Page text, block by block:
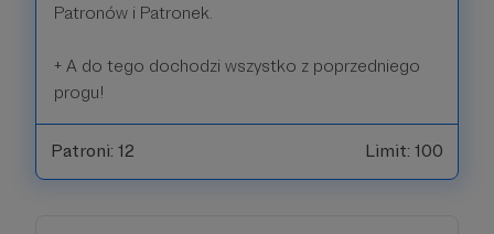
Patronów i Patronek.
+ A do tego dochodzi wszystko z poprzedniego
progu!
Patroni: 12 Limit: 100